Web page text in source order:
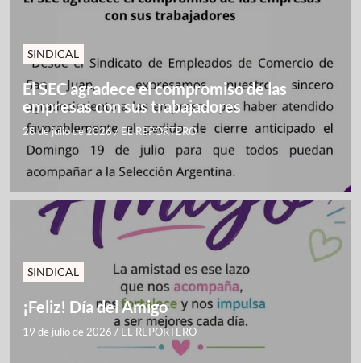
SINDICAL
El SEC agradece el compromiso de las
empresas con sus trabajadores
28 de julio de 2026/ EL REPORTERO
SINDICAL
¡Feliz! Día del Amigo
19 de julio de 2026 / EL REPORTERO